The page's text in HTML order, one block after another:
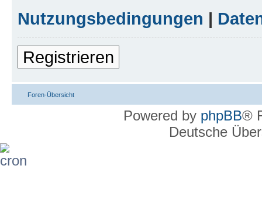
Nutzungsbedingungen |
Registrieren
Foren-Übersicht
Powered by phpBB®
Deutsche